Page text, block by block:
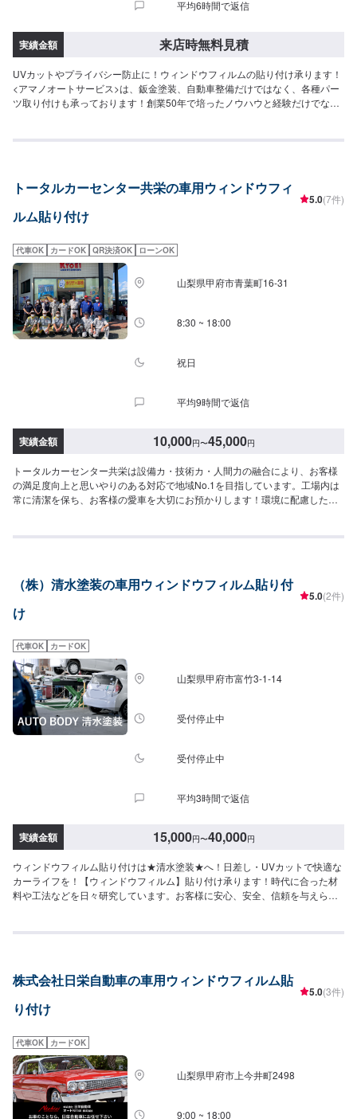
平均6時間で返信
実績金額 来店時無料見積
UVカットやプライバシー防止に！ウィンドウフィルムの貼り付け承ります！
<アマノオートサービス>は、鈑金塗装、自動車整備だけではなく、各種パー
ツ取り付けも承っております！創業50年で培ったノウハウと経験だけでな
さい。不意なトラブルが起きてもすぐに対応できるよう、メーカー・車種を
得いただければ作業開始【4】仕上がり次第納車---------------------------------------
---------------◆注意（必ずご確認ください）◆※写真は見本です。損傷具合等に
より価格、納車時期は変動します。予めご了承ください。※輸入車の修理・メ
でにお時間がかかる場合には、納車までお時間をいただいております。※内容
などにより、代車の貸し出しが出来かねる場合もございますので、予めご了
承ください。【定休日・営業時間】定休日：日曜日、祝日営業時間：
8:30~17:30
トータルカーセンター共栄の車用ウィンドウフィ
ルム貼り付け
5.0(7件)
代車OK カードOK QR決済OK ローンOK
山梨県甲府市青葉町16-31
8:30 ~ 18:00
祝日
平均9時間で返信
実績金額 10,000円〜45,000円
トータルカーセンター共栄は設備カ・技術カ・人間力の融合により、お客様
の満足度向上と思いやりのある対応で地域No.1を目指しています。工場内は
常に清潔を保ち、お客様の愛車を大切にお預かりします！環境に配慮した塗
ッド車の修理もお任せください！--------------------------------------------------【1】
で納車となります。納期は前後する場合がございます。予め、ご了承くださ
い。-----パーツ持ち込みについて-----パーツの持ち込みは不可となっておりま
す。ご了承ください。-----代車について-----無料の代車をご用意しています。
だいております。-----ご来店時の注意、受付方法-----県道22号から青葉町交差
点を南に曲がり、200ｍ直進その後右折すると前方右側20ｍの位置にござい
ます。入庫の際はお気をつけてお越しください。駐車スペースは事務所前の
空いているスペースに駐車してください。受付はスタッフへ「メンテモで予
約しました」とお伝えください。ご案内いたします。【定休日・営業時間】
定休日：祝日営業時間：8:30~19:00
（株）清水塗装の車用ウィンドウフィルム貼り付
け
5.0(2件)
代車OK カードOK
山梨県甲府市富竹3-1-14
受付停止中
受付停止中
平均3時間で返信
実績金額 15,000円〜40,000円
ウィンドウフィルム貼り付けは★清水塗装★へ！日差し・UVカットで快適な
カーライフを！【ウィンドウフィルム】貼り付け承ります！時代に合った材
料や工法などを日々研究しています。お客様に安心、安全、信頼を与えら
良車体整備事業者------------------------------【1】オファーにてお問い合わせ
約」とお伝えください。また、お名前を併せてお伝えいただければ、スムー
ズにご案内が可能です。◇◇◇◇代車について◇◇◇◇・車両タイプ別に代
車を12台保有し修理のご依頼のお客様に無料で貸出しています。※ガソリン
◆◆◆◆◆※写真は見本です。状態や車種などにより金額が変わりますので、
予めご了承ください。☆☆ご予約お待ちしております！☆☆【定休日・営業
時間】定休日：日曜日営業時間：9:00~18:00
株式会社日栄自動車の車用ウィンドウフィルム貼
り付け
5.0(3件)
代車OK カードOK
山梨県甲府市上今井町2498
9:00 ~ 18:00